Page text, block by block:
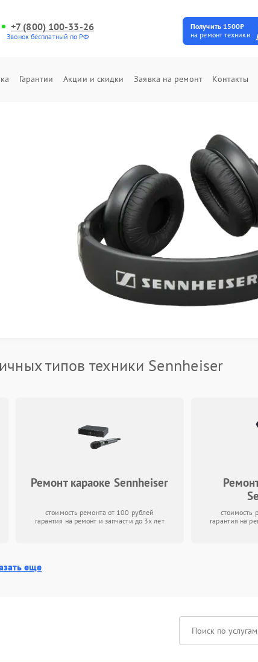
+7 (800) 100-33-26
Звонок бесплатный по РФ
Получить 1500₽
на ремонт техники
Гарантии Акции и скидки Заявка на ремонт Контакты
типов техники Sennheiser
Ремонт караоке Sennheiser
стоимость ремонта от 100 рублей
гарантия на ремонт и запчасти до 3х лет
стоимость
гарантия на
еще